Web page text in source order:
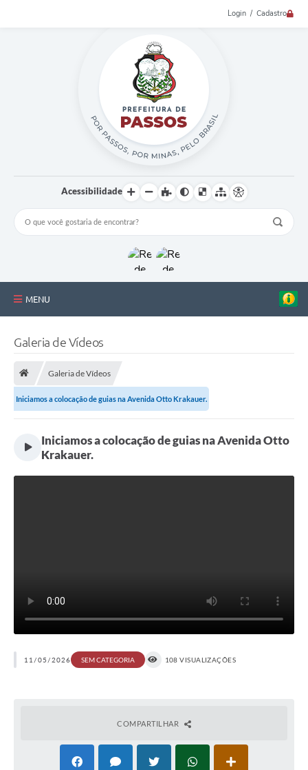
Login / Cadastro
Acessibilidade
MENU
Estrutura Administrativa
Galeria de Fotos
Galeria de Vídeos
Galeria de Vídeos
Iniciamos a colocação de guias na Avenida Otto Krakauer.
Iniciamos a colocação de guias na Avenida Otto
Krakauer.
11/05/2026 SEM CATEGORIA 108 VISUALIZAÇÕES
COMPARTILHAR